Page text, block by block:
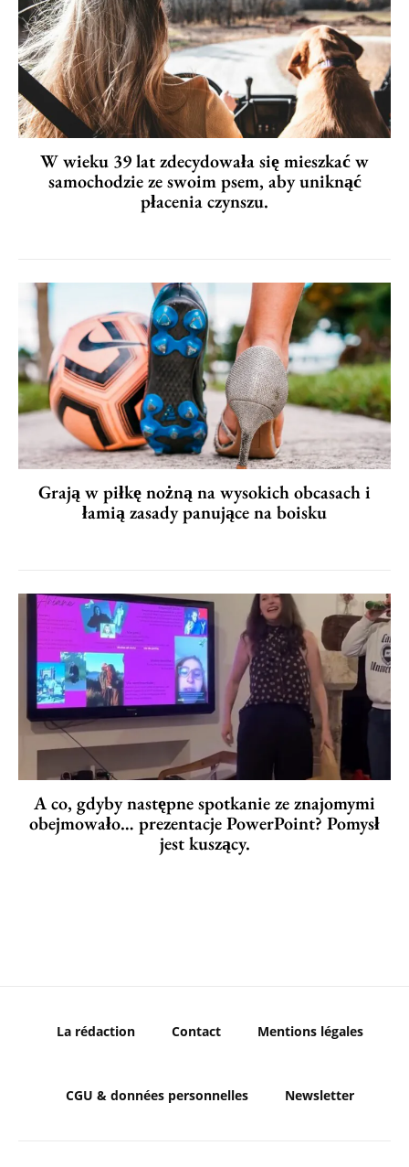
W wieku 39 lat zdecydowała się mieszkać w
samochodzie ze swoim psem, aby uniknąć
płacenia czynszu.
Grają w piłkę nożną na wysokich obcasach i
łamią zasady panujące na boisku
A co, gdyby następne spotkanie ze znajomymi
obejmowało… prezentacje PowerPoint? Pomysł
jest kuszący.
La rédaction Contact Mentions légales
CGU & données personnelles Newsletter